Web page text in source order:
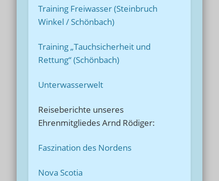
Training Freiwasser (Steinbruch
Winkel / Schönbach)
Training „Tauchsicherheit und
Rettung“ (Schönbach)
Unterwasserwelt
Reiseberichte unseres
Ehrenmitgliedes Arnd Rödiger:
Faszination des Nordens
Nova Scotia